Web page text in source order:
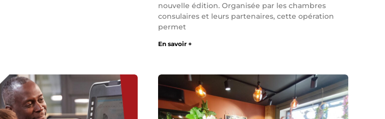
nouvelle édition. Organisée par les chambres
consulaires et leurs partenaires, cette opération
permet
En savoir +